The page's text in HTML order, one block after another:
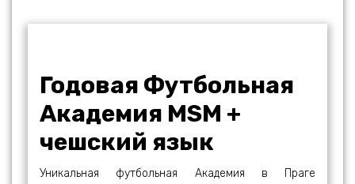
Годовая Футбольная
Академия MSM +
чешский язык
Уникальная футбольная Академия в Праге